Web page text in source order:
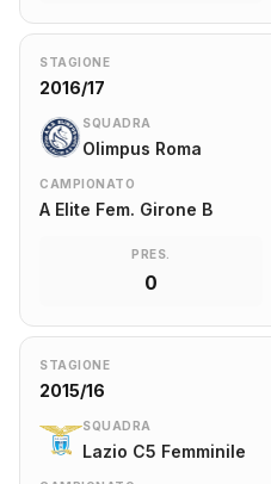
STAGIONE
2016/17
SQUADRA
Olimpus Roma
CAMPIONATO
A Elite Fem. Girone B
PRES.
0
STAGIONE
2015/16
SQUADRA
Lazio C5 Femminile